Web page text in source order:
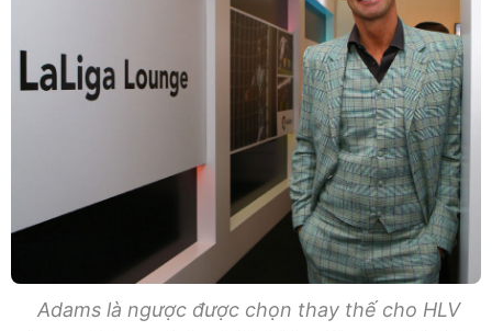
Adams là ngược được chọn thay thế cho HLV